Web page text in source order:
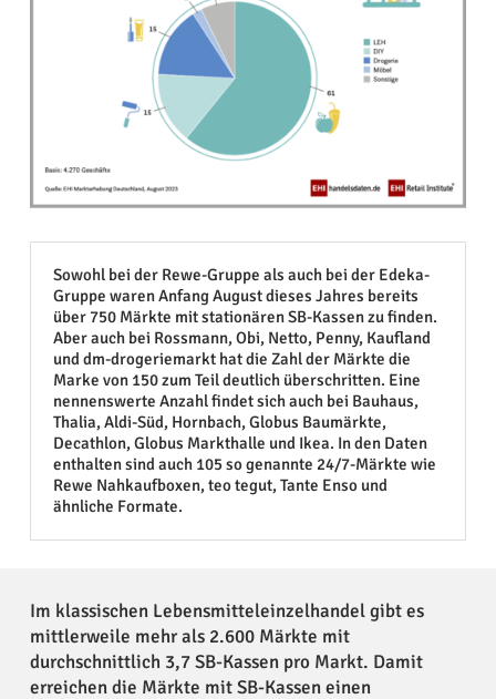
Sowohl bei der Rewe-Gruppe als auch bei der Edeka-
Gruppe waren Anfang August dieses Jahres bereits
über 750 Märkte mit stationären SB-Kassen zu finden.
Aber auch bei Rossmann, Obi, Netto, Penny, Kaufland
und dm-drogeriemarkt hat die Zahl der Märkte die
Marke von 150 zum Teil deutlich überschritten. Eine
nennenswerte Anzahl findet sich auch bei Bauhaus,
Thalia, Aldi-Süd, Hornbach, Globus Baumärkte,
Decathlon, Globus Markthalle und Ikea. In den Daten
enthalten sind auch 105 so genannte 24/7-Märkte wie
Rewe Nahkaufboxen, teo tegut, Tante Enso und
ähnliche Formate.
Im klassischen Lebensmitteleinzelhandel gibt es
mittlerweile mehr als 2.600 Märkte mit
durchschnittlich 3,7 SB-Kassen pro Markt. Damit
erreichen die Märkte mit SB-Kassen einen